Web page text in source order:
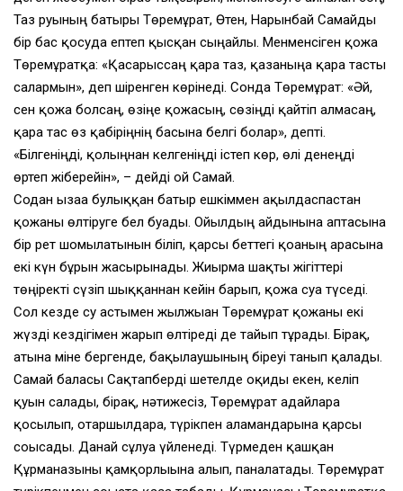
Таз руының батыры Төремұрат, Өтен, Нарынбай Самайды
бір бас қосуда ептеп қысқан сыңайлы. Менменсіген қожа
Төре­мұратқа: «Қасарыссаң қара таз, қазаныңа қара тасты
салармын», деп шіренген көрінеді. Сонда Төремұрат: «Әй,
сен қожа болсаң, өзіңе қожасың, сөзіңді қайтіп алмасаң,
қара тас өз қабіріңнің басына белгі болар», депті.
«Білгеніңді, қолыңнан келгеніңді істеп көр, өлі денеңді
өртеп жіберейін», – дейді ғой Самай.
Содан ызаға булыққан батыр ешкіммен ақылдаспастан
қожаны өлтіруге бел буады. Ойылдың айдынына аптасына
бір рет шомылатынын біліп, қарсы беттегі қоғаның арасына
екі күн бұрын жасырынады. Жиырма шақты жігіттері
төңіректі сүзіп шыққаннан кейін барып, қожа суға түседі.
Сол кезде су астымен жылжыған Төремұрат қожаны екі
жүзді кездігімен жарып өлтіреді де тайып тұрады. Бірақ,
атына міне бергенде, бақылаушының біреуі танып қалады.
Самай баласы Сақтапберді шетелде оқиды екен, келіп
қуғын салады, бірақ, нәтижесіз, Төремұрат адайларға
қосылып, отаршылдарға, түрікпен аламандарына қарсы
соғысады. Данай сұлуға үйленеді. Түрмеден қашқан
Құрманғазыны қамқорлығына алып, паналатады. Төремұрат